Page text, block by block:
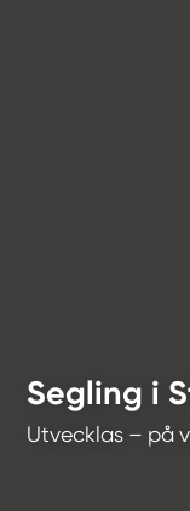
Segling i
Utvecklas – på